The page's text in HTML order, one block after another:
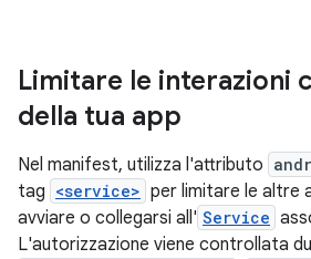
Limitare le interazioni
della tua app
Nel manifest, utilizza l'attributo
tag <service> per limitare le altre
avviare o collegarsi all' Service
L'autorizzazione viene controllata